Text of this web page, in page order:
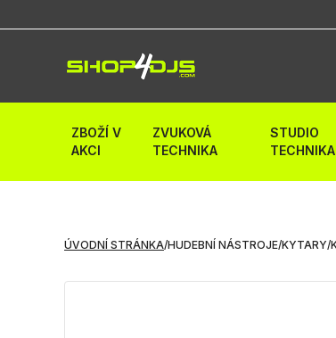
ZBOŽÍ V
AKCI
ZVUKOVÁ
TECHNIKA
STUDIO
TECHNIKA
ÚVODNÍ STRÁNKA/HUDEBNÍ NÁSTROJE/KYTARY/